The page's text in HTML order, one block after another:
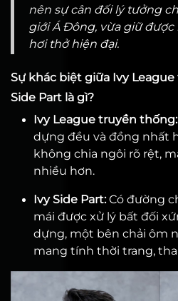
nên sự cân đối lý tưởng
giới Á Đông, vừa giữ
hơi thở hiện đại.
Sự khác biệt giữa Ivy
Side Part là gì?
Ivy League truyền thống:
dựng đều và đồng nhất
không chia ngôi rõ rệt,
nhiều hơn.
Ivy Side Part:Có đường
mái được xử lý bất đối
dựng, một bên chải ôm
mang tính thời trang,